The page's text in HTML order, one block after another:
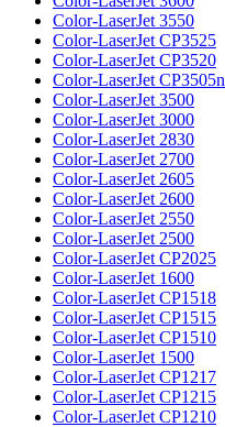
Color-LaserJet 3550
Color-LaserJet CP3525
Color-LaserJet CP3520
Color-LaserJet CP3505n
Color-LaserJet 3500
Color-LaserJet 3000
Color-LaserJet 2830
Color-LaserJet 2700
Color-LaserJet 2605
Color-LaserJet 2600
Color-LaserJet 2550
Color-LaserJet 2500
Color-LaserJet CP2025
Color-LaserJet 1600
Color-LaserJet CP1518
Color-LaserJet CP1515
Color-LaserJet CP1510
Color-LaserJet 1500
Color-LaserJet CP1217
Color-LaserJet CP1215
Color-LaserJet CP1210